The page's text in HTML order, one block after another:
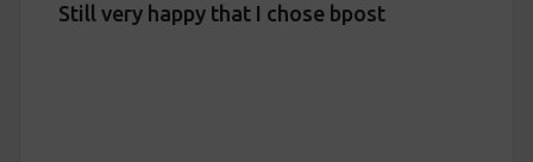
Still very happy that I chose bpost